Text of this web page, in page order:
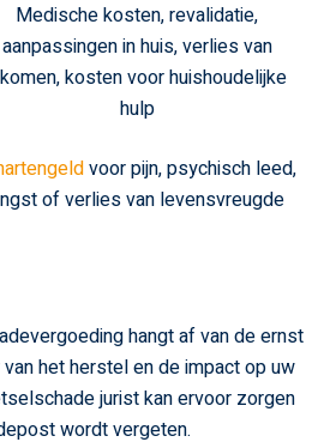
Medische kosten, revalidatie,
aanpassingen in huis, verlies van
kosten voor huishoudelijke
hulp
voor pijn, psychisch leed,
of verlies van levensvreugde
hangt af van de ernst
het herstel en de impact op uw
jurist kan ervoor zorgen
wordt vergeten.